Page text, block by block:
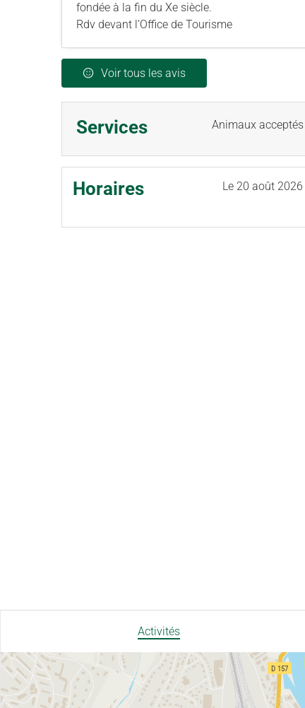
fondée à la fin du Xe siècle.
Rdv devant l’Office de Tourisme
Voir tous les avis
Services Animaux acceptés
Horaires Le 20 août 2026
Activités